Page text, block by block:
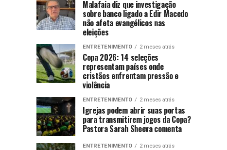
Malafaia diz que investigação
sobre banco ligado a Edir Macedo
não afeta evangélicos nas
eleições
ENTRETENIMENTO 2 meses atrás
Copa 2026: 14 seleções
representam países onde
cristãos enfrentam pressão e
violência
ENTRETENIMENTO 2 meses atrás
Igrejas podem abrir suas portas
para transmitirem jogos da Copa?
Pastora Sarah Sheeva comenta
ENTRETENIMENTO 2 meses atrás